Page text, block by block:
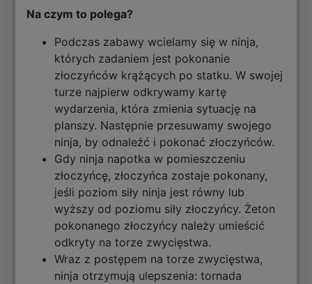
Na czym to polega?
Podczas zabawy wcielamy się w ninja,
których zadaniem jest pokonanie
złoczyńców krążących po statku. W swojej
turze najpierw odkrywamy kartę
wydarzenia, która zmienia sytuację na
planszy. Następnie przesuwamy swojego
ninja, by odnaleźć i pokonać złoczyńców.
Gdy ninja napotka w pomieszczeniu
złoczyńcę, złoczyńca zostaje pokonany,
jeśli poziom siły ninja jest równy lub
wyższy od poziomu siły złoczyńcy. Żeton
pokonanego złoczyńcy należy umieścić
odkryty na torze zwycięstwa.
Wraz z postępem na torze zwycięstwa,
ninja otrzymują ulepszenia: tornada